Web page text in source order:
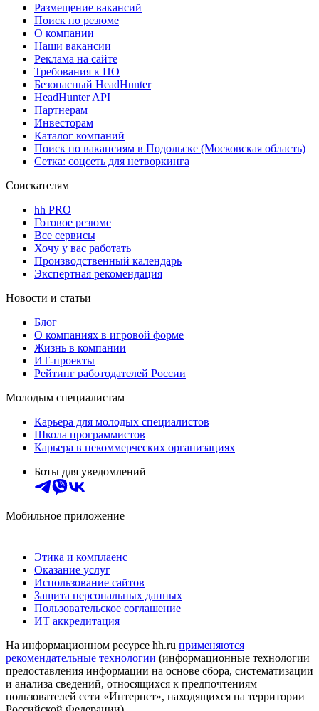
Размещение вакансий
Поиск по резюме
О компании
Наши вакансии
Реклама на сайте
Требования к ПО
Безопасный HeadHunter
HeadHunter API
Партнерам
Инвесторам
Каталог компаний
Поиск по вакансиям в Подольске (Московская область)
Сетка: соцсеть для нетворкинга
Соискателям
hh PRO
Готовое резюме
Все сервисы
Хочу у вас работать
Производственный календарь
Экспертная рекомендация
Новости и статьи
Блог
О компаниях в игровой форме
Жизнь в компании
ИТ-проекты
Рейтинг работодателей России
Молодым специалистам
Карьера для молодых специалистов
Школа программистов
Карьера в некоммерческих организациях
Боты для уведомлений
Мобильное приложение
Этика и комплаенс
Оказание услуг
Использование сайтов
Защита персональных данных
Пользовательское соглашение
ИТ аккредитация
На информационном ресурсе hh.ru применяются
рекомендательные технологии (информационные технологии
предоставления информации на основе сбора, систематизации
и анализа сведений, относящихся к предпочтениям
пользователей сети «Интернет», находящихся на территории